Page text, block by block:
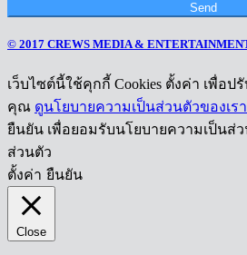
Send
© 2017 CREWS MEDIA &
เว็บไซต์นี้ใช้คุกกี้ Cookies ตั้งค่า เพื่อ
คุณ ดูนโยบายความเป็นส่วนตัวของเรา
ยืนยัน เพื่อยอมรับนโยบายความเป็นส่
ส่วนตัว
ตั้งค่า ยืนยัน
Close